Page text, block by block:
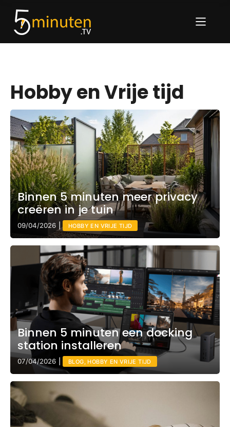
Hobby en Vrije tijd
Binnen 5 minuten meer privacy
creëren in je tuin
09/04/2026 HOBBY EN VRIJE TIJD
Binnen 5 minuten een docking
station installeren
07/04/2026 BLOG, HOBBY EN VRIJE TIJD